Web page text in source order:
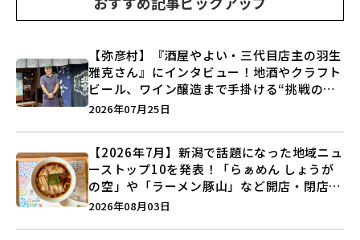
【弥彦村】『酒屋やよい・三代目店主の羽生
雅克さん』にインタビュー！地酒やクラフト
ビール、ワイン醸造まで手掛ける“挑戦の歴
史”に迫る♪
2026年07月25日
【2026年7月】新潟で話題になった地域ニュ
ーストップ10を発表！「らぁめん しょうが
の空」や「ラーメン豚山」など開店・閉店の
注目記事をランキングでご紹介♪
2026年08月03日